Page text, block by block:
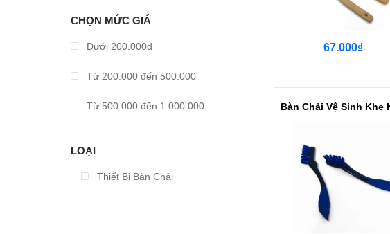
CHỌN MỨC GIÁ
Dưới 200.000đ
Từ 200.000 đến 500.000
Từ 500.000 đến 1.000.000
LOẠI
Thiết Bị Bàn Chải
67.000₫